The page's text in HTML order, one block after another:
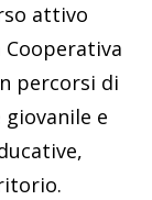
attivo
percorsi di
e